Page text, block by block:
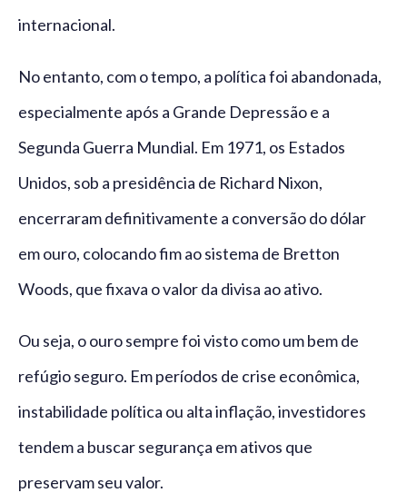
internacional.
No entanto, com o tempo, a política foi abandonada,
especialmente após a Grande Depressão e a
Segunda Guerra Mundial. Em 1971, os Estados
Unidos, sob a presidência de Richard Nixon,
encerraram definitivamente a conversão do dólar
em ouro, colocando fim ao sistema de Bretton
Woods, que fixava o valor da divisa ao ativo.
Ou seja, o ouro sempre foi visto como um bem de
refúgio seguro. Em períodos de crise econômica,
instabilidade política ou alta inflação, investidores
tendem a buscar segurança em ativos que
preservam seu valor.